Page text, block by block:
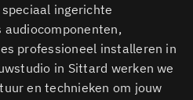
ingerichte
professioneel installeren in
in Sittard werken we
en technieken om jouw